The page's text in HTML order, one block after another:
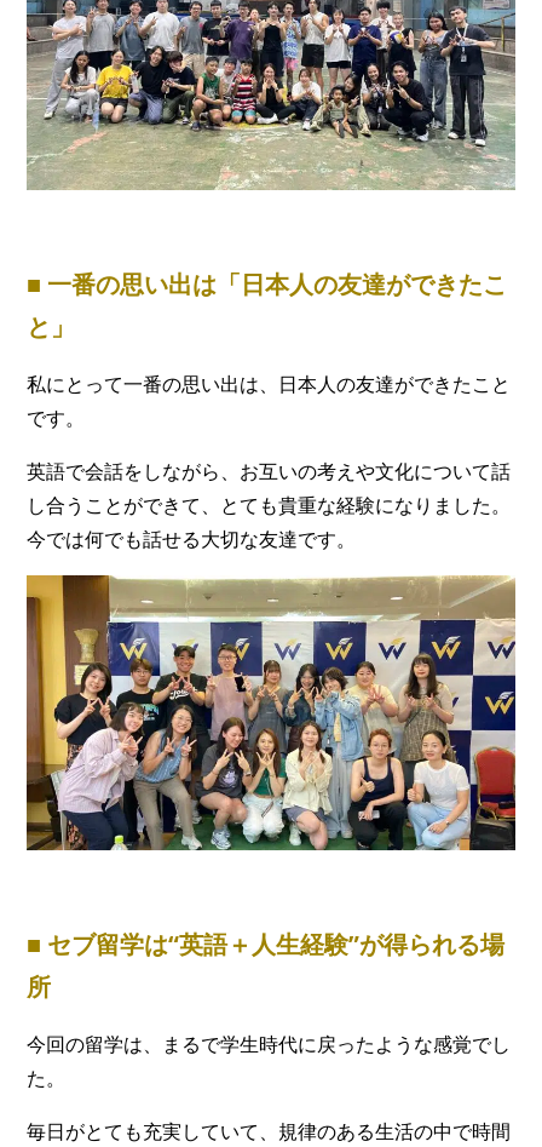
■ 一番の思い出は「日本人の友達ができたこ
と」
私にとって一番の思い出は、日本人の友達ができたこと
です。
英語で会話をしながら、お互いの考えや文化について話
し合うことができて、とても貴重な経験になりました。
今では何でも話せる大切な友達です。
■ セブ留学は“英語＋人生経験”が得られる場
所
今回の留学は、まるで学生時代に戻ったような感覚でし
た。
毎日がとても充実していて、規律のある生活の中で時間